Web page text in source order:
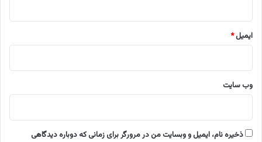
ایمیل*
وب‌ سایت
ذخیره نام، ایمیل و وبسایت من در مرورگر برای زمانی که دوباره دیدگاهی